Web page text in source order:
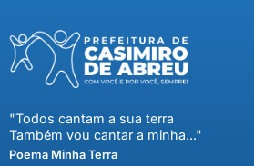
"Todos cantam a sua terra
Também vou cantar a minha..."
Poema Minha Terra